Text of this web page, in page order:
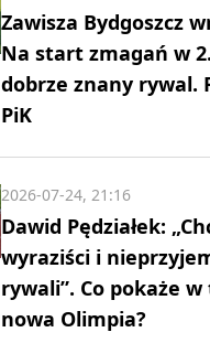
Zawisza Bydgoszcz
Na start zmagań w
dobrze znany rywal.
PiK
Dawid Pędziałek:
wyraziści i
rywali”. Co pokaże
nowa Olimpia?
2026-07-24, 21:16